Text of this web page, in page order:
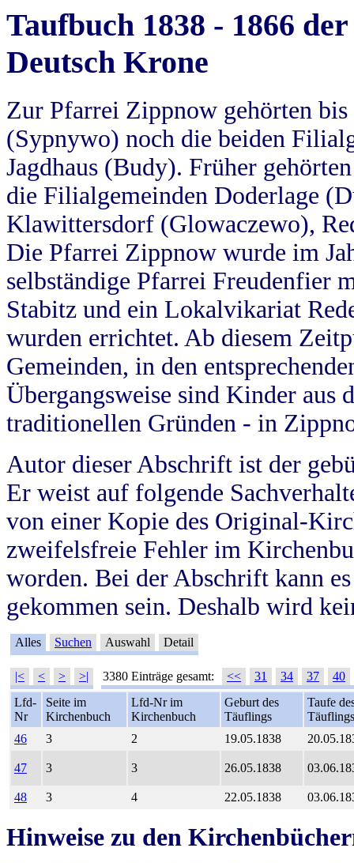
Taufbuch 1838 - 1866
Deutsch Krone
Zur Pfarrei Zippnow gehörten
(Sypnywo) noch die beiden
Jagdhaus (Budy). Früher
die Filialgemeinden Doderlage
Klawittersdorf (Glowaczewo),
Die Pfarrei Zippnow wurde im
selbständige Pfarrei Freudenfier
Stabitz und ein Lokalvikariat
wurden errichtet. Ab diesem
Gemeinden, in den
Übergangsweise sind Kinder aus
traditionellen Gründen - in
Autor dieser Abschrift ist der
Er weist auf folgende
von einer Kopie des Original-
zweifelsfreie Fehler im
worden. Bei der Abschrift kann
gekommen sein. Deshalb wird
Alles Suchen Auswahl Detail
|< < > >| 3380 Einträge gesamt: << 31 34 37
40
Lfd-
Nr
Seite im
Kirchenbuch
Lfd-Nr im
Kirchenbuch
Geburt des
Täuflings
Taufe
Täuflings
46
3 2 19.05.1838
47 3 3 26.05.1838
48 3 4 22.05.1838
Hinweise zu den